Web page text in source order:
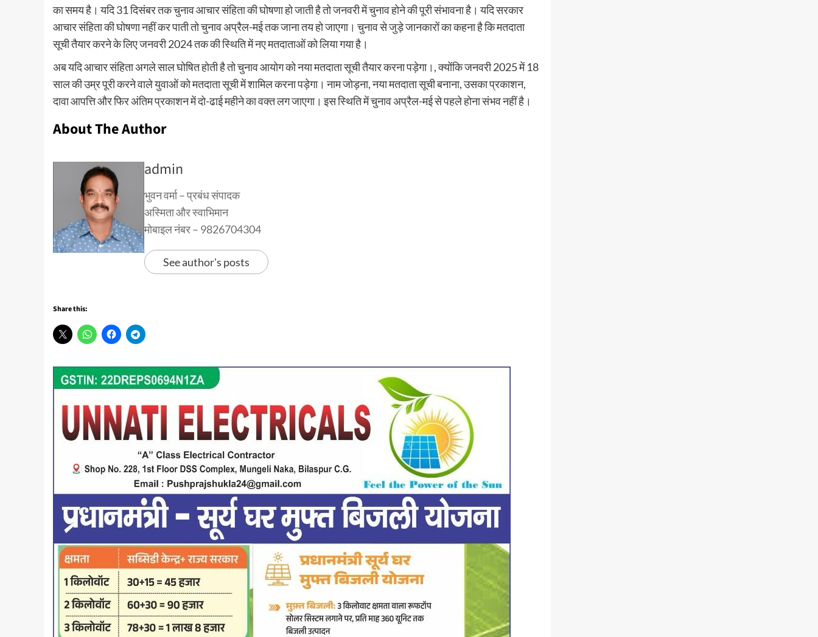
का समय है। यदि 31 दिसंबर तक चुनाव आचार संहिता की घोषणा हो जाती है तो जनवरी में चुनाव होने की पूरी संभावना है। यदि सरकार
आचार संहिता की घोषणा नहीं कर पाती तो चुनाव अप्रैल-मई तक जाना तय हो जाएगा। चुनाव से जुड़े जानकारों का कहना है कि मतदाता
सूची तैयार करने के लिए जनवरी 2024 तक की स्थिति में नए मतदाताओं को लिया गया है।
अब यदि आचार संहिता अगले साल घोषित होती है तो चुनाव आयोग को नया मतदाता सूची तैयार करना पड़ेगा।, क्योंकि जनवरी 2025 में 18
साल की उम्र पूरी करने वाले युवाओं को मतदाता सूची में शामिल करना पड़ेगा। नाम जोड़ना, नया मतदाता सूची बनाना, उसका प्रकाशन,
दावा आपत्ति और फिर अंतिम प्रकाशन में दो-ढाई महीने का वक्त लग जाएगा। इस स्थिति में चुनाव अप्रैल-मई से पहले होना संभव नहीं है।
About The Author
admin
भुवन वर्मा – प्रबंध संपादक
अस्मिता और स्वाभिमान
मोबाइल नंबर – 9826704304
See author's posts
Share this: